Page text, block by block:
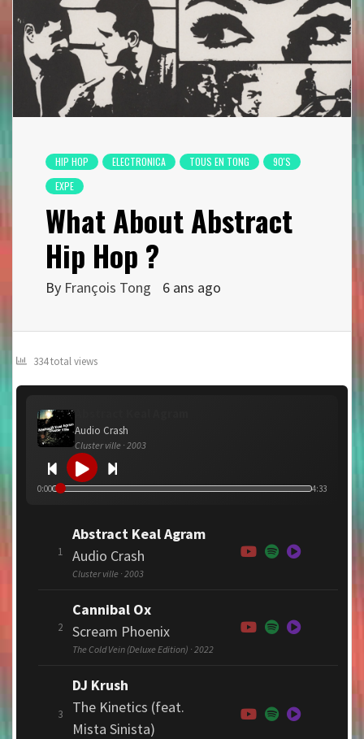
HIP HOP ELECTRONICA TOUS EN TONG
90'S
EXPE
What About Abstract
Hip Hop ?
By François Tong 6 ans ago
334 total views
Audio Crash
Cluster ville · 2003
0:00 4:33
1
Abstract Keal Agram
Audio Crash
Cluster ville · 2003
2
Cannibal Ox
Scream Phoenix
The Cold Vein (Deluxe Edition) · 2022
3
DJ Krush
The Kinetics (feat.
Mista Sinista)